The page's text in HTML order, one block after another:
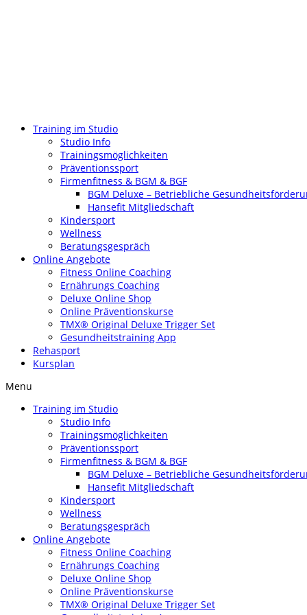
Training im Studio
Studio Info
Trainingsmöglichkeiten
Präventionssport
Firmenfitness & BGM & BGF
BGM Deluxe – Betriebliche
Hansefit Mitgliedschaft
Kindersport
Wellness
Beratungsgespräch
Online Angebote
Fitness Online Coaching
Ernährungs Coaching
Deluxe Online Shop
Online Präventionskurse
TMX® Original Deluxe Trigger Set
Gesundheitstraining App
Rehasport
Kursplan
Menu
Training im Studio
Studio Info
Trainingsmöglichkeiten
Präventionssport
Firmenfitness & BGM & BGF
BGM Deluxe – Betriebliche
Hansefit Mitgliedschaft
Kindersport
Wellness
Beratungsgespräch
Online Angebote
Fitness Online Coaching
Ernährungs Coaching
Deluxe Online Shop
Online Präventionskurse
TMX® Original Deluxe Trigger Set